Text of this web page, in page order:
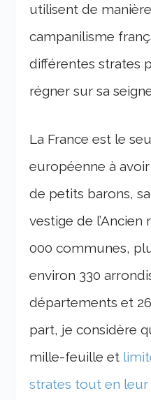
utilisent de
campanilisme
différentes strates
régner sur sa
La France est le
européenne à
de petits barons,
vestige de l’Ancien
000 communes,
environ 330
départements et
part, je considère
mille-feuille et
strates tout en